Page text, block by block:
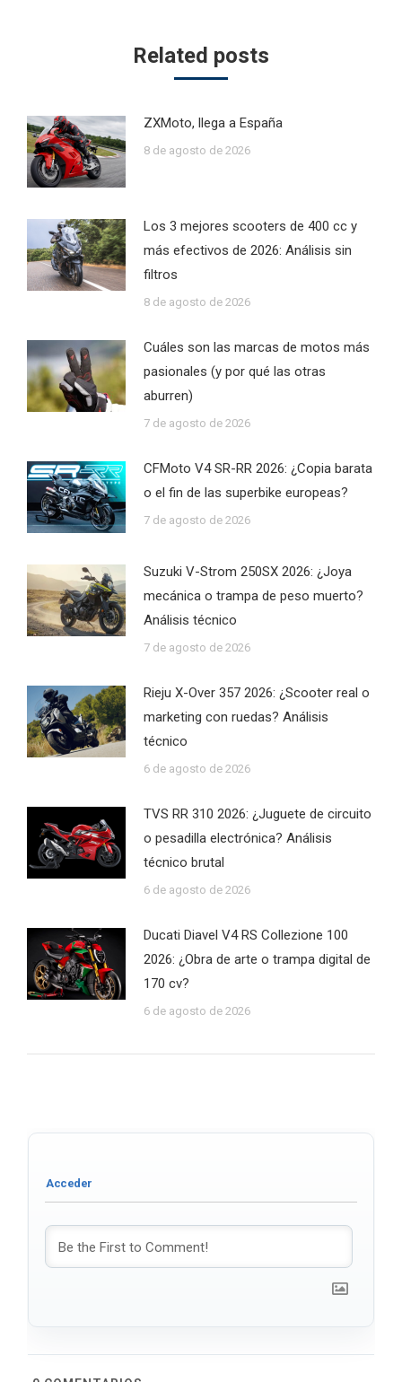
Related posts
ZXMoto, llega a España
8 de agosto de 2026
Los 3 mejores scooters de 400 cc y
más efectivos de 2026: Análisis sin
filtros
8 de agosto de 2026
Cuáles son las marcas de motos más
pasionales (y por qué las otras
aburren)
7 de agosto de 2026
CFMoto V4 SR-RR 2026: ¿Copia barata
o el fin de las superbike europeas?
7 de agosto de 2026
Suzuki V-Strom 250SX 2026: ¿Joya
mecánica o trampa de peso muerto?
Análisis técnico
7 de agosto de 2026
Rieju X-Over 357 2026: ¿Scooter real o
marketing con ruedas? Análisis
técnico
6 de agosto de 2026
TVS RR 310 2026: ¿Juguete de circuito
o pesadilla electrónica? Análisis
técnico brutal
6 de agosto de 2026
Ducati Diavel V4 RS Collezione 100
2026: ¿Obra de arte o trampa digital de
170 cv?
6 de agosto de 2026